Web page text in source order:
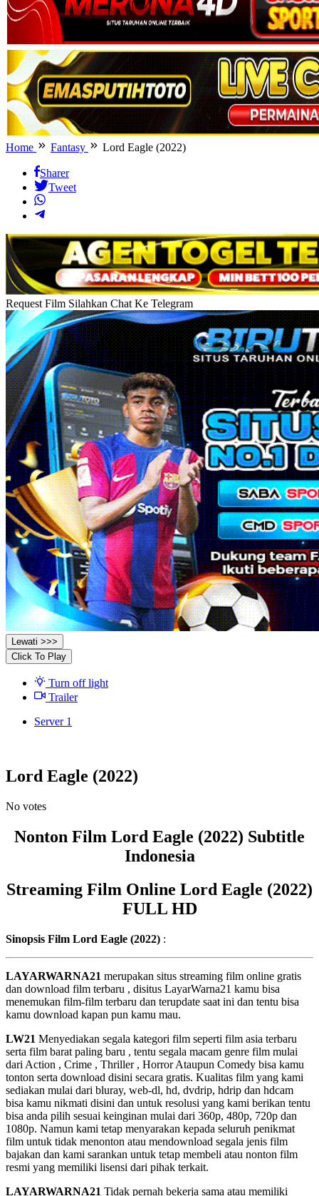
Home Fantasy Lord Eagle (2022)
Sharer
Tweet
Request Film Silahkan Chat Ke Telegram
Lewati >>>
Click To Play
Turn off light
Trailer
Server 1
Lord Eagle (2022)
No votes
Nonton Film Lord Eagle (2022) Subtitle
Indonesia
Streaming Film Online Lord Eagle (2022)
FULL HD
Sinopsis Film Lord Eagle (2022) :
LAYARWARNA21 merupakan situs streaming film online gratis
dan download film terbaru , disitus LayarWarna21 kamu bisa
menemukan film-film terbaru dan terupdate saat ini dan tentu bisa
kamu download kapan pun kamu mau.
LW21 Menyediakan segala kategori film seperti film asia terbaru
serta film barat paling baru , tentu segala macam genre film mulai
dari Action , Crime , Thriller , Horror Ataupun Comedy bisa kamu
tonton serta download disini secara gratis. Kualitas film yang kami
sediakan mulai dari bluray, web-dl, hd, dvdrip, hdrip dan hdcam
bisa kamu nikmati disini dan untuk resolusi yang kami berikan tentu
bisa anda pilih sesuai keinginan mulai dari 360p, 480p, 720p dan
1080p. Namun kami tetap menyarakan kepada seluruh penikmat
film untuk tidak menonton atau mendownload segala jenis film
bajakan dan kami sarankan untuk tetap membeli atau nonton film
resmi yang memiliki lisensi dari pihak terkait.
LAYARWARNA21 Tidak pernah bekerja sama atau memiliki